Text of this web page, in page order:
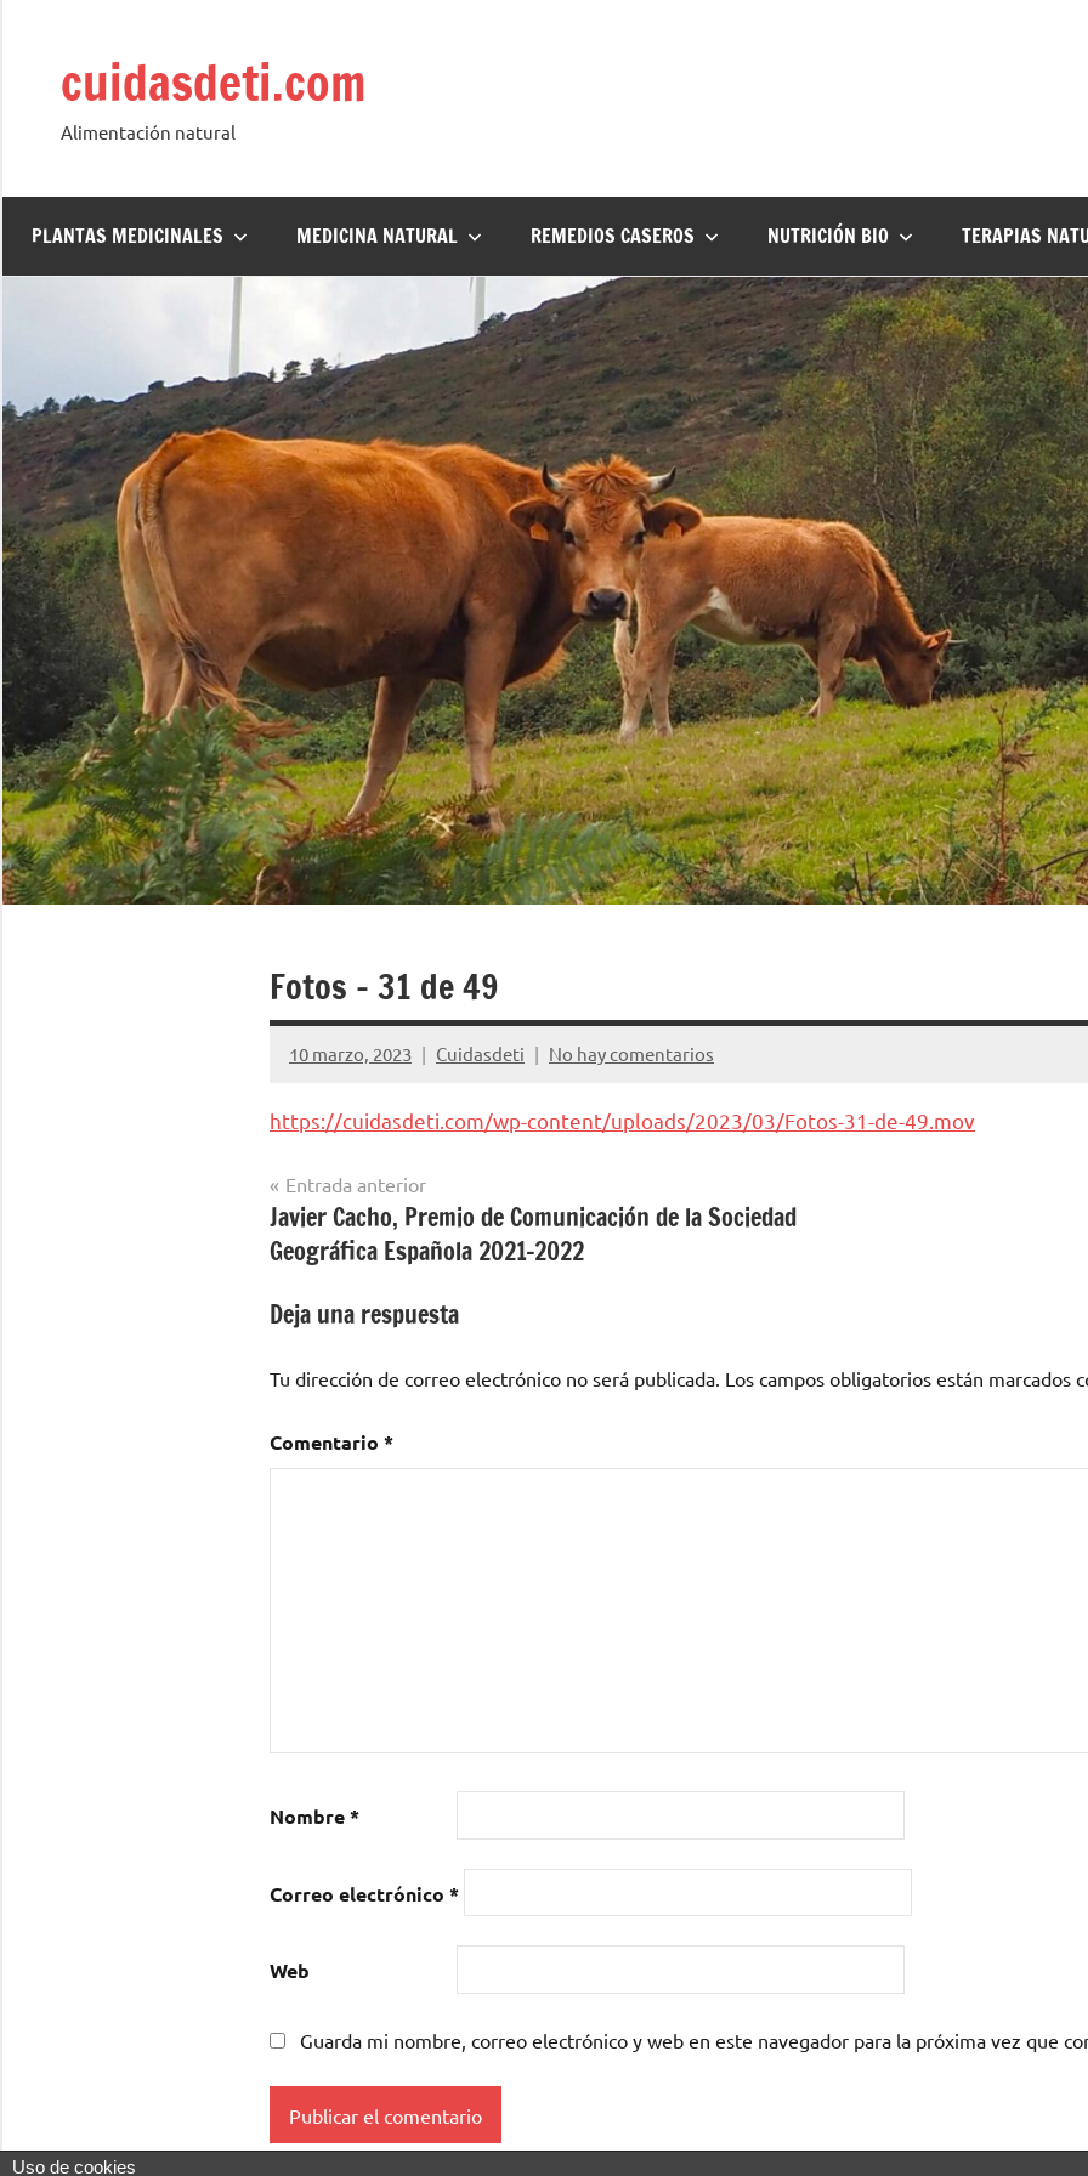
contenidocuidasdeti.com
Alimentación natural
PLANTAS MEDICINALES MEDICINA NATURAL REMEDIOS CASEROS NUTRICIÓN BIO TERAPIAS
Fotos – 31 de 49
10 marzo, 2023 Cuidasdeti No hay comentarios
https://cuidasdeti.com/wp-content/uploads/2023/03/Fotos-31-de-49.mov
Navegación
de
entradas
Entrada anterior
Javier Cacho, Premio de Comunicación de la Sociedad
Geográfica Española 2021-2022
Deja una respuesta
Tu dirección de correo electrónico no será publicada. Los campos obligatorios están marcados
Comentario *
Nombre*
Correo electrónico *
Web
Guarda mi nombre, correo electrónico y web en este navegador para la próxima vez que
Uso de cookies